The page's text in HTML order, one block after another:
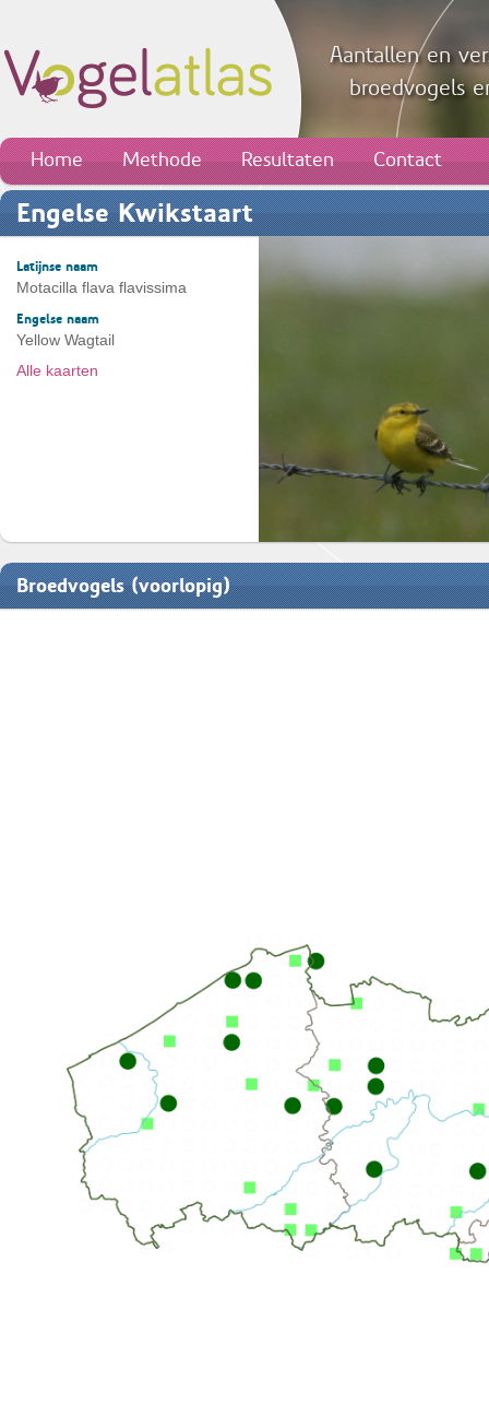
Aantallen en
broedvogels
Home Methode Resultaten Contact
Engelse Kwikstaart
Latijnse naam
Motacilla flava flavissima
Engelse naam
Yellow Wagtail
Alle kaarten
Broedvogels (voorlopig)